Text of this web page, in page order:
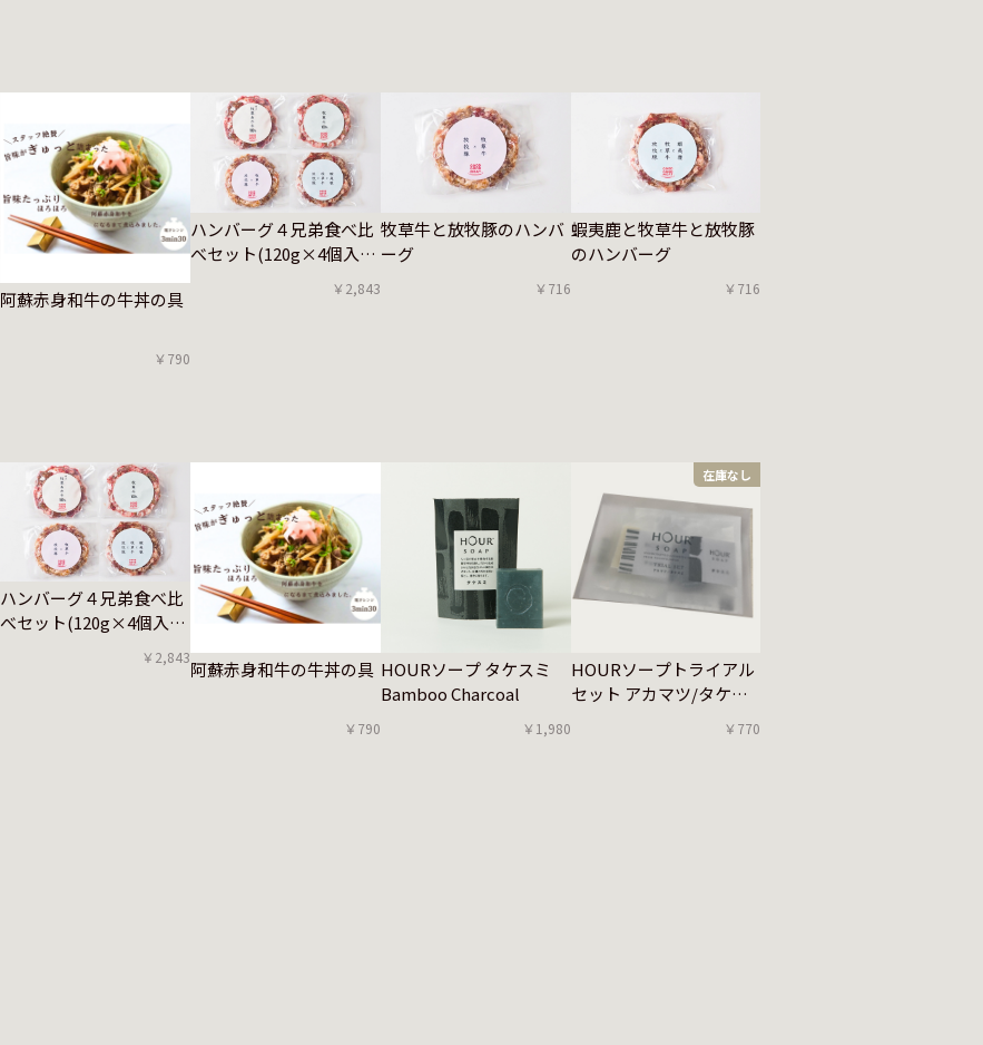
阿蘇赤身和牛の牛丼の具
￥790
ハンバーグ４兄弟食べ比
べセット(120g×4個入
り)
￥2,843
牧草牛と放牧豚のハンバ
ーグ
￥716
蝦夷鹿と牧草牛と放牧豚
のハンバーグ
￥716
ハンバーグ４兄弟食べ比
べセット(120g×4個入
￥2,843阿蘇赤身和牛の牛丼の具
￥790
HOURソープ タケスミ
Bamboo Charcoal
￥1,980
HOURソープトライアル
セット アカマツ/タケス
￥770
在庫なし